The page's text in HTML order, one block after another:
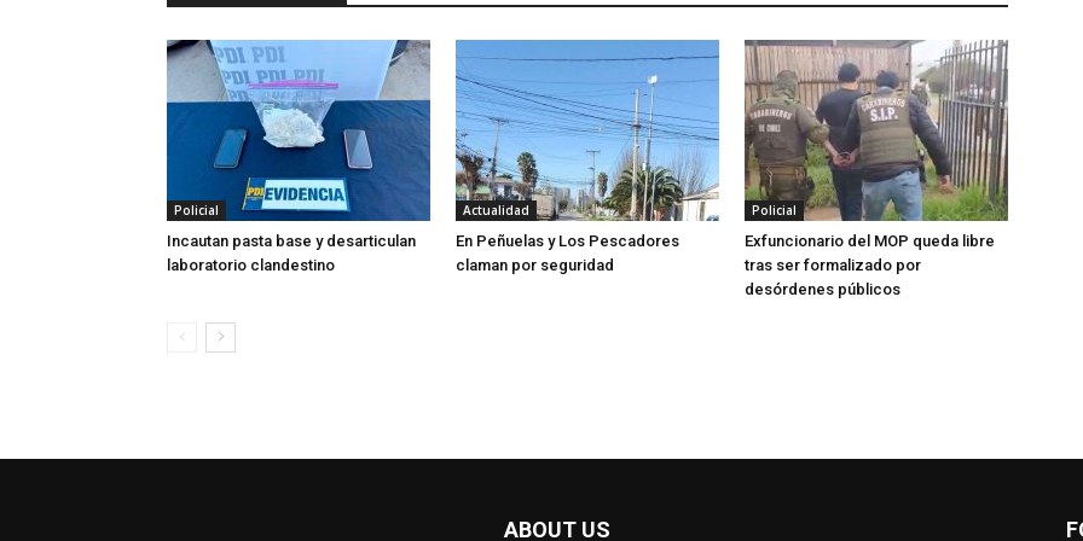
Policial
Incautan pasta base y desarticulan
laboratorio clandestino
Actualidad
En Peñuelas y Los Pescadores
claman por seguridad
Policial
Exfuncionario del MOP queda libre
tras ser formalizado por
desórdenes públicos
ABOUT US